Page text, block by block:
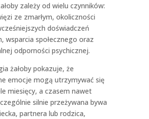
zależy od wielu czynników:
ze zmarłym, okoliczności
doświadczeń
wsparcia społecznego oraz
odporności psychicznej.
żałoby pokazuje, że
emocje mogą utrzymywać się
miesięcy, a czasem nawet
silnie przeżywana bywa
partnera lub rodzica,